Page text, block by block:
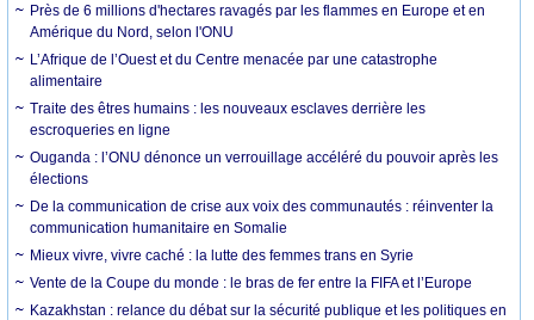
Près de 6 millions d'hectares ravagés par les flammes en Europe et en
Amérique du Nord, selon l'ONU
L’Afrique de l’Ouest et du Centre menacée par une catastrophe
alimentaire
Traite des êtres humains : les nouveaux esclaves derrière les
escroqueries en ligne
Ouganda : l’ONU dénonce un verrouillage accéléré du pouvoir après les
élections
De la communication de crise aux voix des communautés : réinventer la
communication humanitaire en Somalie
Mieux vivre, vivre caché : la lutte des femmes trans en Syrie
Vente de la Coupe du monde : le bras de fer entre la FIFA et l’Europe
Kazakhstan : relance du débat sur la sécurité publique et les politiques en